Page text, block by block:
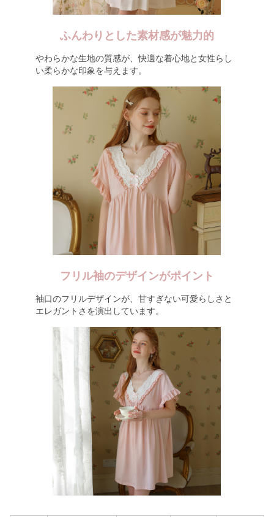
ふんわりとした素材感が魅力的
やわらかな生地の質感が、快適な着心地と女性らし
い柔らかな印象を与えます。
フリル袖のデザインがポイント
袖口のフリルデザインが、甘すぎない可愛らしさと
エレガントさを演出しています。